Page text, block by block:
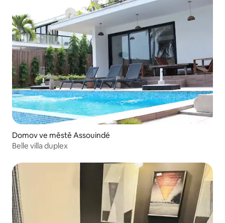
Domov ve městě Assouindé
Belle villa duplex